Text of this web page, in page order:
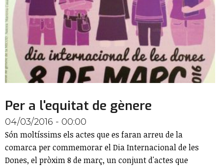
Per a l'equitat de gènere
04/03/2016 - 00:00
Són moltíssims els actes que es faran arreu de la
comarca per commemorar el Dia Internacional de les
Dones, el pròxim 8 de març, un conjunt d'actes que